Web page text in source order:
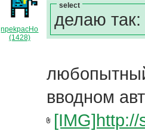
npekpacHo
(1428)
select
делаю так:
вводном